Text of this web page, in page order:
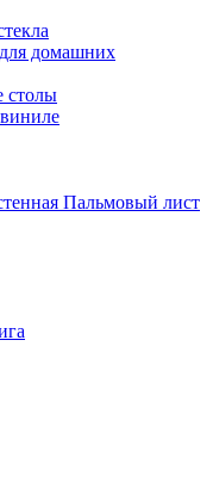
домашних
столы
Пальмовый лист